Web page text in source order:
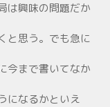
は興味の問題だか
と思う。でも急に
今まで書いてなか
になるかといえ